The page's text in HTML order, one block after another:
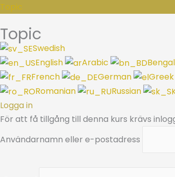
Topic
Topic
Swedish
English
Arabic
French
German Greek
Romanian
Russian
Logga in
För att få tillgång till denna kurs krävs
Användarnamn eller e-postadress